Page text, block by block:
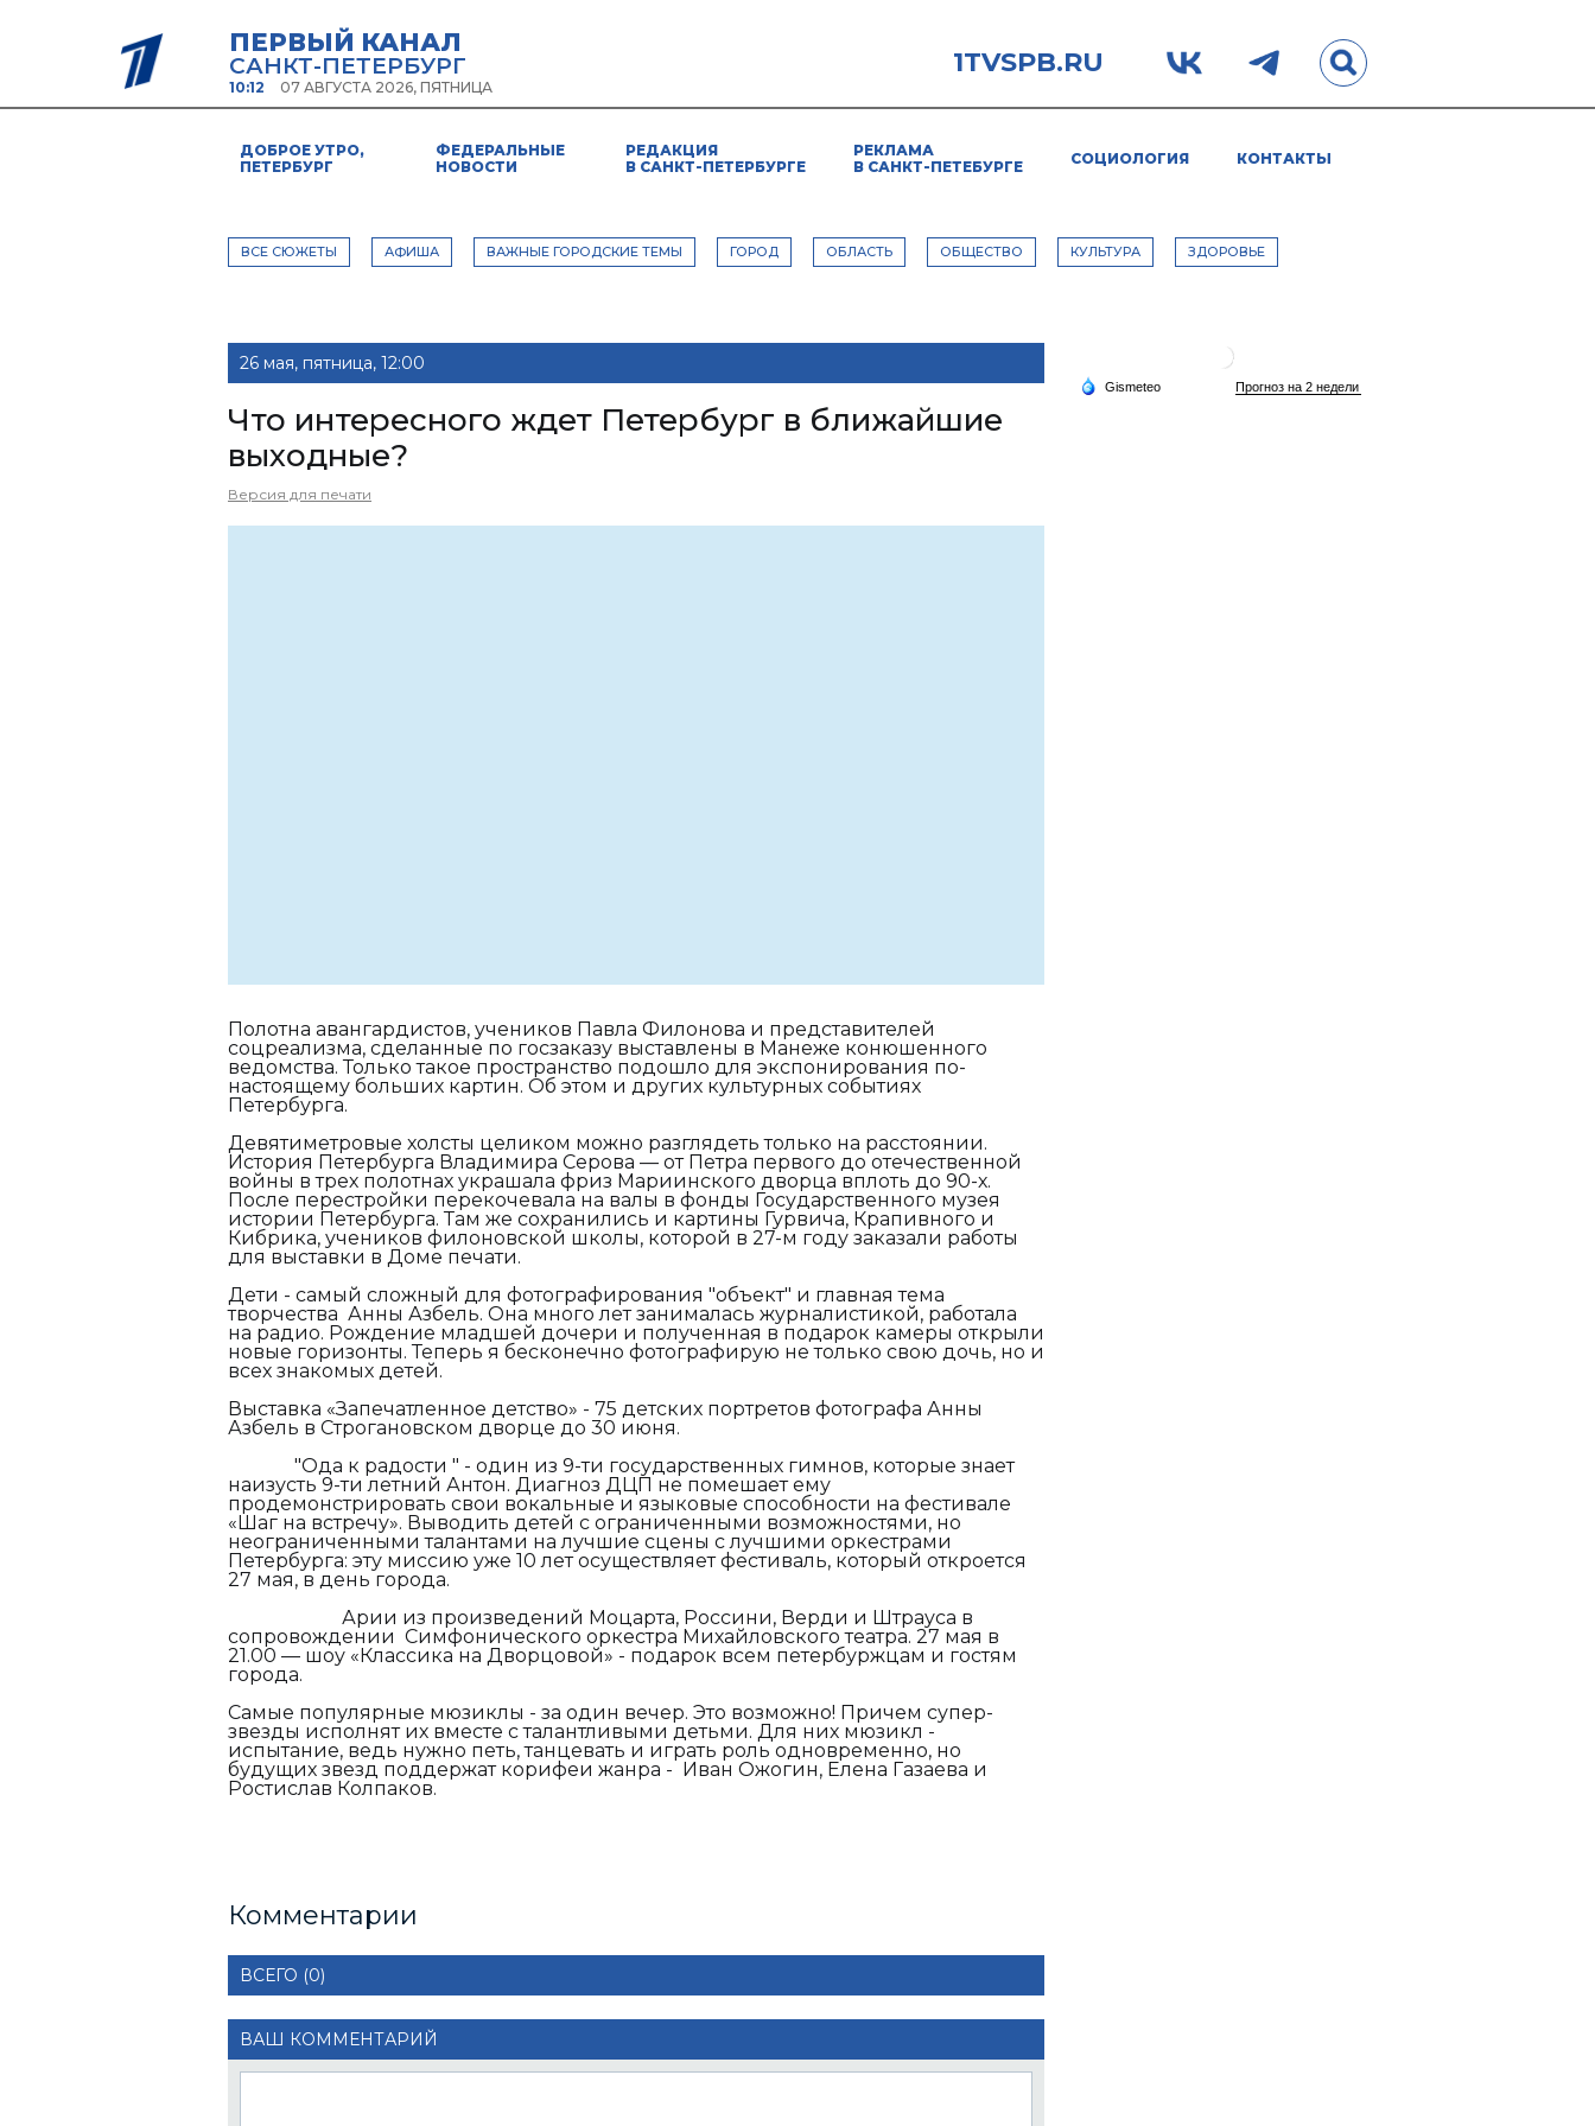
ПЕРВЫЙ КАНАЛ
САНКТ-ПЕТЕРБУРГ
10:12 07 АВГУСТА 2026, ПЯТНИЦА
1TVSPB.RU
ДОБРОЕ УТРО,
ПЕТЕРБУРГ
ФЕДЕРАЛЬНЫЕ
НОВОСТИ
РЕДАКЦИЯ
В САНКТ-ПЕТЕРБУРГЕ
РЕКЛАМА
В САНКТ-ПЕТЕБУРГЕ
СОЦИОЛОГИЯ КОНТАКТЫ
ВСЕ СЮЖЕТЫ АФИША ВАЖНЫЕ ГОРОДСКИЕ ТЕМЫ ГОРОД ОБЛАСТЬ ОБЩЕСТВО КУЛЬТУРА ЗДОРОВЬЕ
26 мая, пятница, 12:00
Что интересного ждет Петербург в ближайшие
выходные?
Версия для печати
Полотна авангардистов, учеников Павла Филонова и представителей
соцреализма, сделанные по госзаказу выставлены в Манеже конюшенного
ведомства. Только такое пространство подошло для экспонирования по-
настоящему больших картин. Об этом и других культурных событиях
Петербурга.
Девятиметровые холсты целиком можно разглядеть только на расстоянии.
История Петербурга Владимира Серова — от Петра первого до отечественной
войны в трех полотнах украшала фриз Мариинского дворца вплоть до 90-х.
После перестройки перекочевала на валы в фонды Государственного музея
истории Петербурга. Там же сохранились и картины Гурвича, Крапивного и
Кибрика, учеников филоновской школы, которой в 27-м году заказали работы
для выставки в Доме печати.
Дети - самый сложный для фотографирования "объект" и главная тема
творчества Анны Азбель. Она много лет занималась журналистикой, работала
на радио. Рождение младшей дочери и полученная в подарок камеры открыли
новые горизонты. Теперь я бесконечно фотографирую не только свою дочь, но и
всех знакомых детей.
Выставка «Запечатленное детство» - 75 детских портретов фотографа Анны
Азбель в Строгановском дворце до 30 июня.
"Ода к радости " - один из 9-ти государственных гимнов, которые знает
наизусть 9-ти летний Антон. Диагноз ДЦП не помешает ему
продемонстрировать свои вокальные и языковые способности на фестивале
«Шаг на встречу». Выводить детей с ограниченными возможностями, но
неограниченными талантами на лучшие сцены с лучшими оркестрами
Петербурга: эту миссию уже 10 лет осуществляет фестиваль, который откроется
27 мая, в день города.
Арии из произведений Моцарта, Россини, Верди и Штрауса в
сопровождении Симфонического оркестра Михайловского театра. 27 мая в
21.00 — шоу «Классика на Дворцовой» - подарок всем петербуржцам и гостям
города.
Самые популярные мюзиклы - за один вечер. Это возможно! Причем супер-
звезды исполнят их вместе с талантливыми детьми. Для них мюзикл -
испытание, ведь нужно петь, танцевать и играть роль одновременно, но
будущих звезд поддержат корифеи жанра - Иван Ожогин, Елена Газаева и
Ростислав Колпаков.
Комментарии
ВСЕГО (0)
ВАШ КОММЕНТАРИЙ